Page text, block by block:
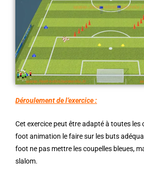
Déroulement de l’exercice :
Cet exercice peut être adapté à toutes les
foot animation le faire sur les buts
foot ne pas mettre les coupelles bleues,
slalom.